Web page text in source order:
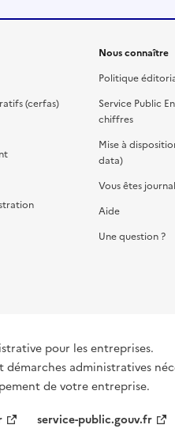
(cerfas)
Nous connaître
Politique
Service Public
chiffres
Mise à
data)
Vous êtes
Aide
Une question ?
pour les entreprises.
administratives
de votre entreprise.
service-public.gouv.fr